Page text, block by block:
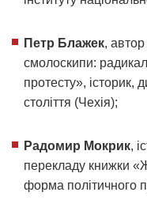
Петр Блажек,
смолоскипи:
протесту», історик,
століття (Чехія);
Радомир Мокрик,
перекладу книжки
форма політичного